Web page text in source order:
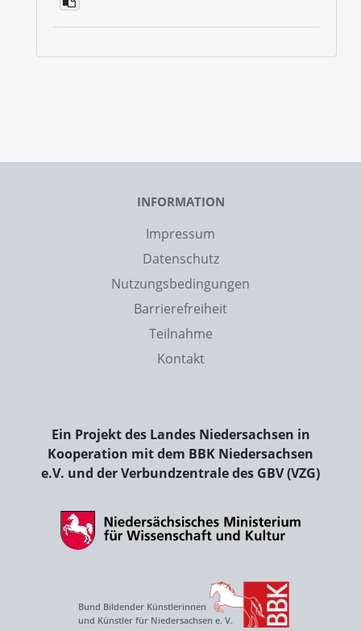
INFORMATION
Impressum
Datenschutz
Nutzungsbedingungen
Barrierefreiheit
Teilnahme
Kontakt
Ein Projekt des Landes Niedersachsen in
Kooperation mit dem BBK Niedersachsen
e.V. und der Verbundzentrale des GBV (VZG)
Bund Bildender Künstlerinnen
und Künstler für Niedersachsen e. V.